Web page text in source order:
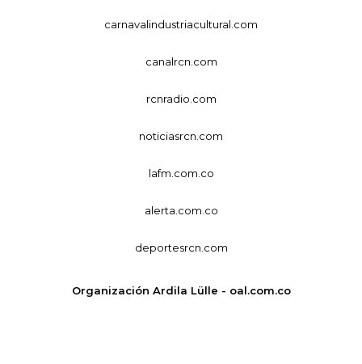
carnavalindustriacultural.com
canalrcn.com
rcnradio.com
noticiasrcn.com
lafm.com.co
alerta.com.co
deportesrcn.com
Organización Ardila Lülle - oal.com.co